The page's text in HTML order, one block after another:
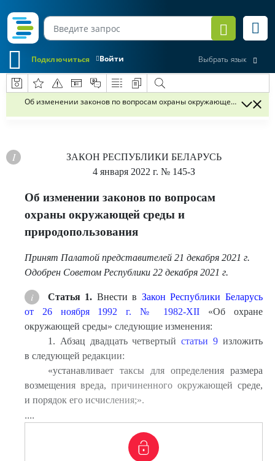
Войти
Подключиться Выбрать язык
Об изменении законов по вопросам охраны окружающей среды и
ЗАКОН РЕСПУБЛИКИ БЕЛАРУСЬ
4 января 2022 г. № 145-З
Об изменении законов по вопросам
охраны окружающей среды и
природопользования
Принят Палатой представителей 21 декабря 2021 г.
Одобрен Советом Республики 22 декабря 2021 г.
Статья 1. Внести в Закон Республики Беларусь
от 26 ноября 1992 г. № 1982-XII «Об охране
окружающей среды» следующие изменения:
1. Абзац двадцать четвертыйстатьи 9 изложить
в следующей редакции:
«устанавливает таксы для определения размера
возмещения вреда, причиненного окружающей среде,
и порядок его исчисления;».
....